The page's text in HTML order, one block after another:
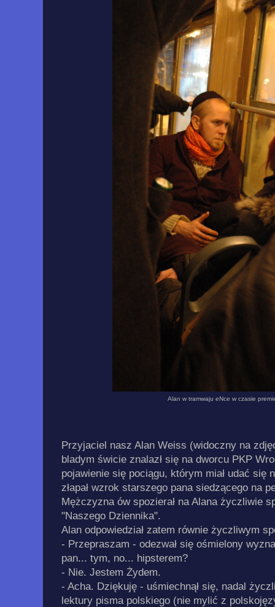
Alan w tramwaju eNce w czasie
Przyjaciel nasz Alan Weiss (widoczny na
bladym świcie znalazł się na dworcu PKP
pojawienie się pociągu, którym miał udać się
złapał wzrok starszego pana siedzącego na
Mężczyzna ów spozierał na Alana życzliwie
"Naszego Dziennika".
Alan odpowiedział zatem równie życzliwym
- Przepraszam - odezwał się ośmielony
pan... tym, no... hipsterem?
- Nie. Jestem Żydem.
- Acha. Dziękuję - uśmiechnął się, nadal
lektury pisma polskiego (nie mylić z